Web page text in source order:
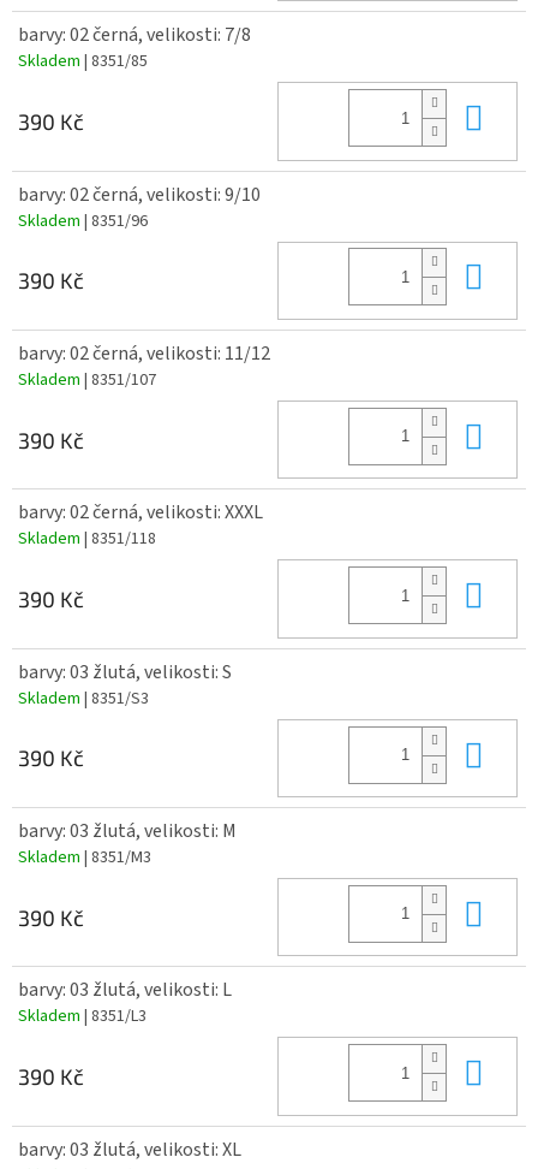
barvy: 02 černá, velikosti: 7/8
Skladem | 8351/85
390 Kč
barvy: 02 černá, velikosti: 9/10
Skladem | 8351/96
390 Kč
barvy: 02 černá, velikosti: 11/12
Skladem | 8351/107
390 Kč
barvy: 02 černá, velikosti: XXXL
Skladem | 8351/118
390 Kč
barvy: 03 žlutá, velikosti: S
Skladem | 8351/S3
390 Kč
barvy: 03 žlutá, velikosti: M
Skladem | 8351/M3
390 Kč
barvy: 03 žlutá, velikosti: L
Skladem | 8351/L3
390 Kč
barvy: 03 žlutá, velikosti: XL